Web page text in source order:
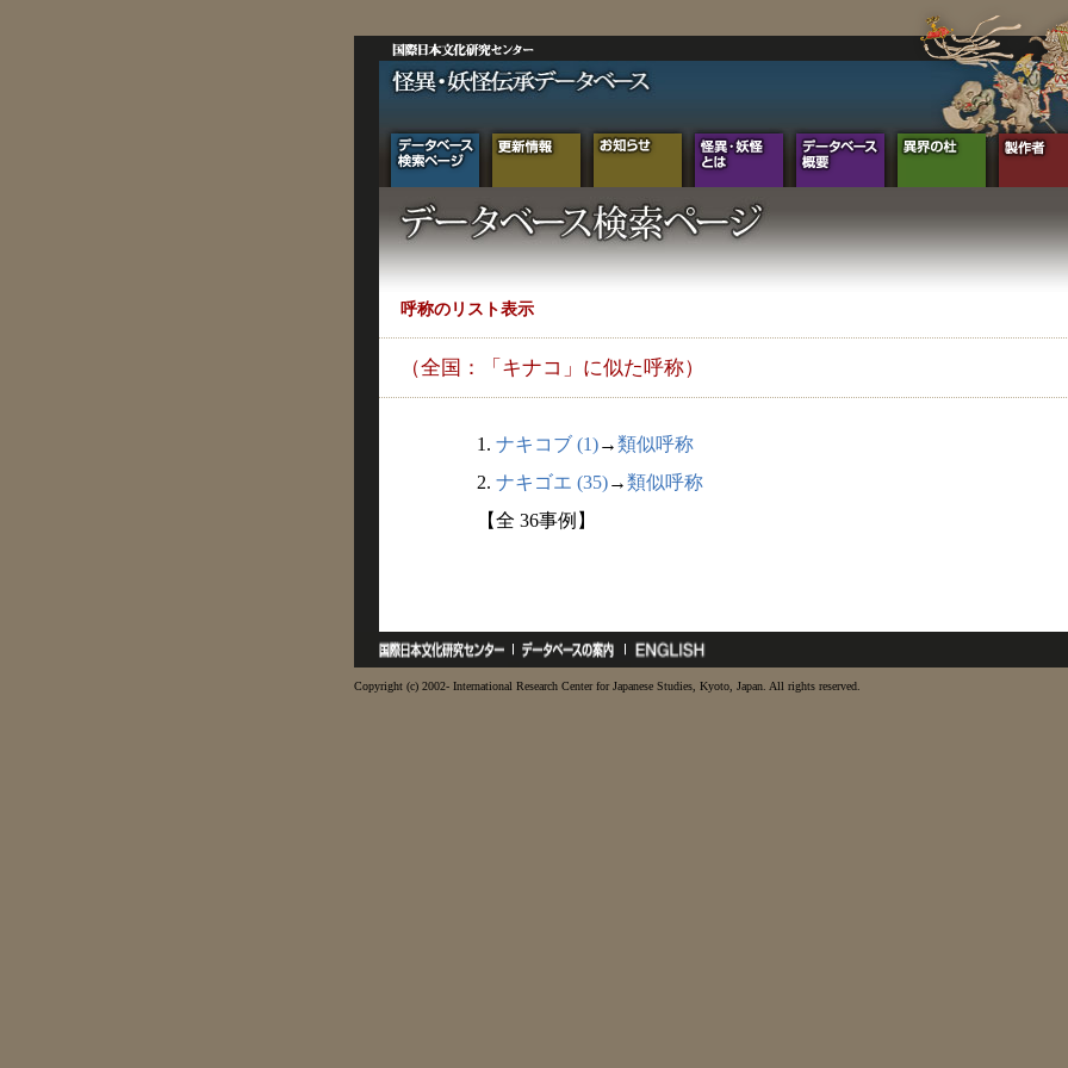
呼称のリスト表示
（全国：「キナコ」に似た呼称）
1. ナキコブ (1)→類似呼称
2. ナキゴエ (35)→類似呼称
【全 36事例】
Copyright (c) 2002- International Research Center for Japanese Studies, Kyoto, Japan. All rights reserved.